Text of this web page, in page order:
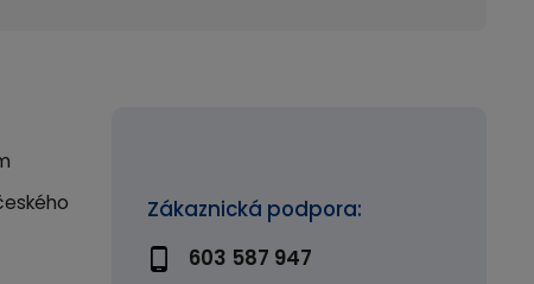
Zákaznická podpora:
603 587 947